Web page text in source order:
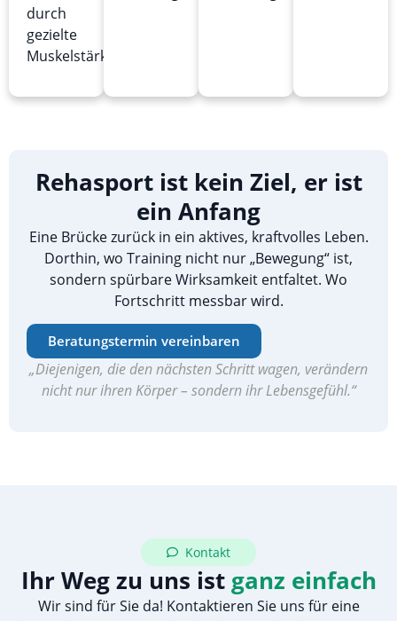
durch
gezielte
Muskelstärkung
Rehasport ist kein Ziel, er ist
ein Anfang
Eine Brücke zurück in ein aktives, kraftvolles Leben.
Dorthin, wo Training nicht nur „Bewegung“ ist,
sondern spürbare Wirksamkeit entfaltet. Wo
Fortschritt messbar wird.
Beratungstermin vereinbaren
„Diejenigen, die den nächsten Schritt wagen, verändern
nicht nur ihren Körper – sondern ihr Lebensgefühl.“
Kontakt
Ihr Weg zu uns istganz einfach
Wir sind für Sie da! Kontaktieren Sie uns für eine